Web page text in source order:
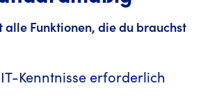
Funktionen, die du brauchst
IT-Kenntnisse erforderlich